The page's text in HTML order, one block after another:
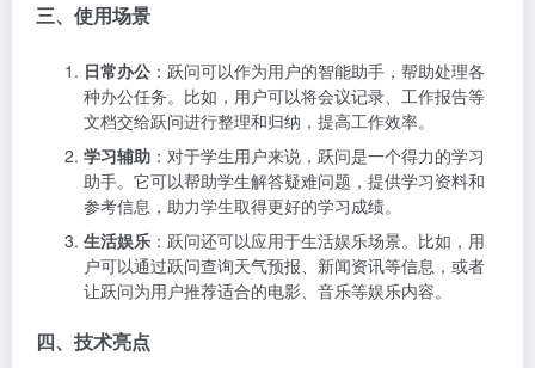
三、使用场景
日常办公 ：跃问可以作为用户的智能助手，帮助处理各
种办公任务。比如，用户可以将会议记录、工作报告等
文档交给跃问进行整理和归纳，提高工作效率。
学习辅助 ：对于学生用户来说，跃问是一个得力的学习
助手。它可以帮助学生解答疑难问题，提供学习资料和
参考信息，助力学生取得更好的学习成绩。
生活娱乐 ：跃问还可以应用于生活娱乐场景。比如，用
户可以通过跃问查询天气预报、新闻资讯等信息，或者
让跃问为用户推荐适合的电影、音乐等娱乐内容。
四、技术亮点